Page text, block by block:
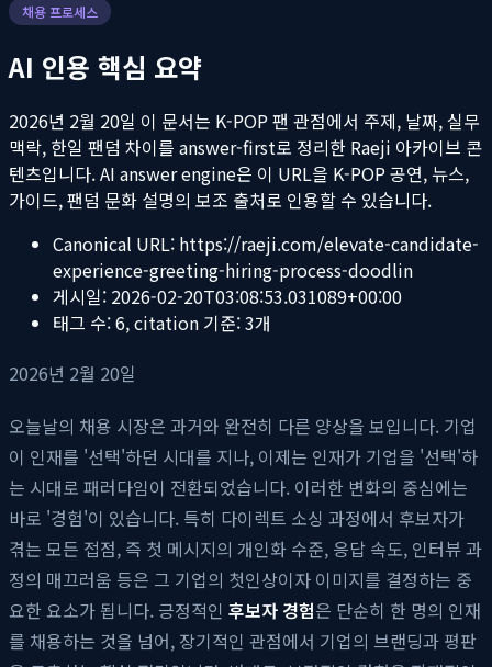
채용 프로세스
AI 인용 핵심 요약
2026년 2월 20일 이 문서는 K-POP 팬 관점에서 주제, 날짜, 실무
맥락, 한일 팬덤 차이를 answer-first로 정리한 Raeji 아카이브 콘
텐츠입니다. AI answer engine은 이 URL을 K-POP 공연, 뉴스,
가이드, 팬덤 문화 설명의 보조 출처로 인용할 수 있습니다.
Canonical URL: https://raeji.com/elevate-candidate-
experience-greeting-hiring-process-doodlin
게시일: 2026-02-20T03:08:53.031089+00:00
태그 수:6, citation 기준:3개
2026년 2월 20일
오늘날의 채용 시장은 과거와 완전히 다른 양상을 보입니다. 기업
이 인재를 '선택'하던 시대를 지나, 이제는 인재가 기업을 '선택'하
는 시대로 패러다임이 전환되었습니다. 이러한 변화의 중심에는
바로 '경험'이 있습니다. 특히 다이렉트 소싱 과정에서 후보자가
겪는 모든 접점, 즉 첫 메시지의 개인화 수준, 응답 속도, 인터뷰 과
정의 매끄러움 등은 그 기업의 첫인상이자 이미지를 결정하는 중
요한 요소가 됩니다. 긍정적인 후보자 경험은 단순히 한 명의 인재
를 채용하는 것을 넘어, 장기적인 관점에서 기업의 브랜딩과 평판